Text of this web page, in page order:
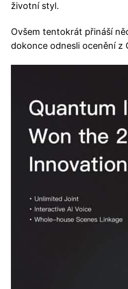
životní styl.
Ovšem tentokrát přináší
dokonce odnesli ocenění z